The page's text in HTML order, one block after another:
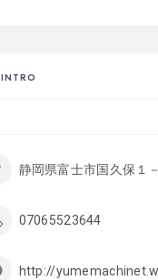
INTRO
静岡県富士市国久保１
07065523644
http://